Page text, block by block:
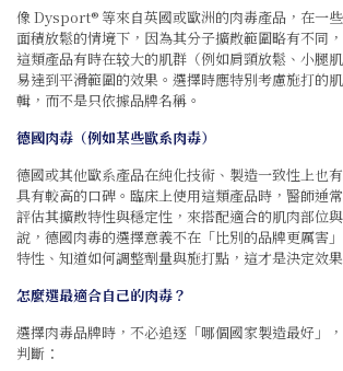
像 Dysport® 等來自英國或歐洲的肉毒產品，在一
面積放鬆的情境下，因為其分子擴散範圍略有不同
這類產品有時在较大的肌群（例如肩頸放鬆、小腿
易達到平滑範圍的效果。選擇時應特別考慮施打的
輯，而不是只依據品牌名稱。
德國肉毒（例如某些歐系肉毒）
德國或其他歐系產品在純化技術、製造一致性上也
具有較高的口碑。臨床上使用這類產品時，醫師通
評估其擴散特性與穩定性，來搭配適合的肌肉部位
說，德國肉毒的選擇意義不在「比別的品牌更厲害
特性、知道如何調整劑量與施打點，這才是決定效
怎麼選最適合自己的肉毒？
選擇肉毒品牌時，不必追逐「哪個國家製造最好」
判斷：